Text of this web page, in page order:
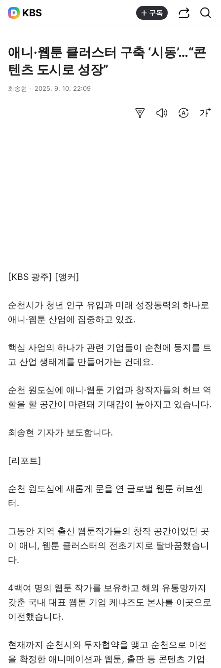
KBS 구독
애니·웹툰 클러스터 구축 ‘시동’…“콘
텐츠 도시로 성장”
최송현 2025. 9. 10. 22:09
[KBS 광주] [앵커]
순천시가 청년 인구 유입과 미래 성장동력의 하나로
애니·웹툰 산업에 집중하고 있죠.
핵심 사업의 하나가 관련 기업들이 순천에 둥지를 트
고 산업 생태계를 만들어가는 건데요.
순천 원도심에 애니·웹툰 기업과 창작자들의 허브 역
할을 할 공간이 마련돼 기대감이 높아지고 있습니다.
최송현 기자가 보도합니다.
[리포트]
순천 원도심에 새롭게 문을 연 글로벌 웹툰 허브센
터.
그동안 지역 출신 웹툰작가들의 창작 공간이었던 곳
이 애니, 웹툰 클러스터의 전초기지로 탈바꿈했습니
다.
4백여 명의 웹툰 작가를 보유하고 해외 유통망까지
갖춘 국내 대표 웹툰 기업 케냐즈도 본사를 이곳으로
이전했습니다.
현재까지 순천시와 투자협약을 맺고 순천으로 이전
을 확정한 애니메이션과 웹툰, 출판 등 콘텐츠 기업